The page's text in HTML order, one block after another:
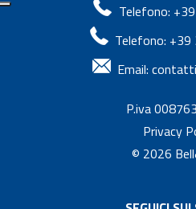
Telefono:
Telefono:
Email:
P.iva
Privacy
© 2026